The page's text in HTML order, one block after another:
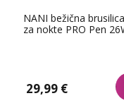
NANI bežična brusilica
za nokte PRO Pen
29,99 €